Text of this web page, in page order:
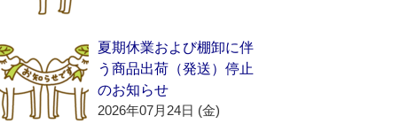
夏期休業および棚卸に伴
う商品出荷（発送）停止
のお知らせ
2026年07月24日 (金)